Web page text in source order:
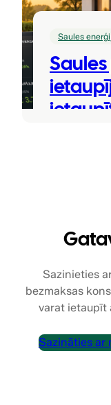
Saules
Sazinieties
bezmaksas
varat ietaupīt
Sazināties ar